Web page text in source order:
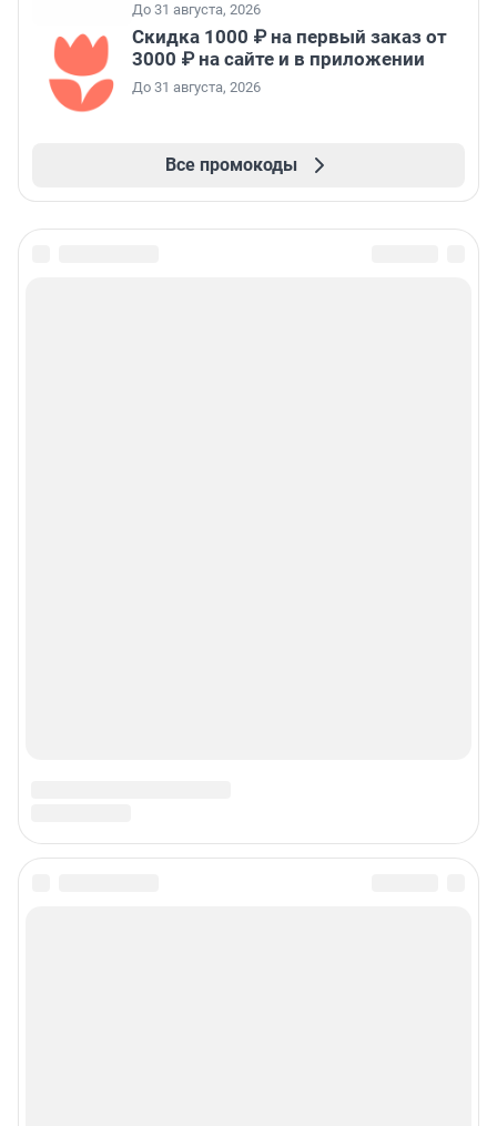
До 31 августа, 2026
Скидка 1000 ₽ на первый заказ от
3000 ₽ на сайте и в приложении
До 31 августа, 2026
Все промокоды